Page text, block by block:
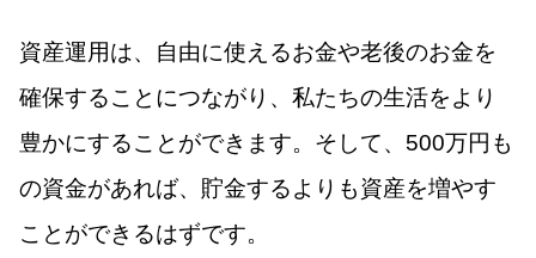
資産運用は、自由に使えるお金や老後のお金を
確保することにつながり、私たちの生活をより
豊かにすることができます。そして、500万円も
の資金があれば、貯金するよりも資産を増やす
ことができるはずです。